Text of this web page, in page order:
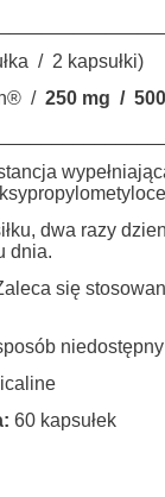
/ 2 kapsułki)
/ 250 mg /
dwa razy
dnia.
się
60 kapsułek